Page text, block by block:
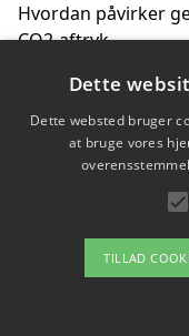
Hvordan påvirker
CO2-aftryk
Hvordan nyheder
hverdag
Om /
Dette
Dette websted bruger
at bruge vores
TILLAD